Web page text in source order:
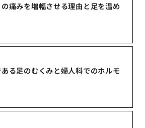
痛みを増幅させる理由と足を温め
る足のむくみと婦人科でのホルモ